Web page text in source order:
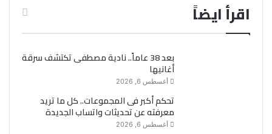
اقرأ ايضاً
بعد 38 عاماً.. نادية مصطفى تكتشف سرقة
أغانيها
أغسطس 6, 2026
تحكم أكبر فى المجموعات.. كل ما تريد
معرفته عن تحديثات واتساب الجديدة
أغسطس 6, 2026